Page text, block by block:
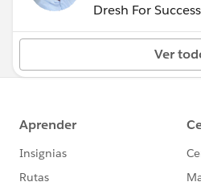
Dresh For
Ver